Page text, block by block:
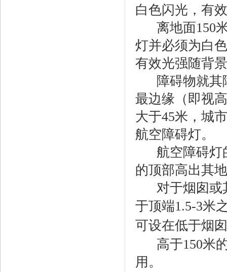
白色闪光，有
离地面150
灯并必须为白
有效光强随背
障碍物就
最边缘（即视
大于45米，城
航空障碍灯。
航空障碍灯
的顶部高出其
对于烟囱或
于顶端1.5-3米
可设在低于烟
高于150米
用。